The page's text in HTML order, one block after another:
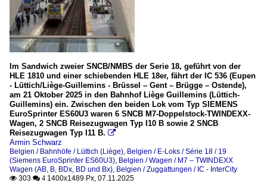
Im Sandwich zweier SNCB/NMBS der Serie 18, geführt von der
HLE 1810 und einer schiebenden HLE 18er, fährt der IC 536 (Eupen
- Lüttich/Liège-Guillemins - Brüssel – Gent – Brügge – Ostende),
am 21 Oktober 2025 in den Bahnhof Liège Guillemins (Lüttich-
Guillemins) ein. Zwischen den beiden Lok vom Typ SIEMENS
EuroSprinter ES60U3 waren 6 SNCB M7-Doppelstock-TWINDEXX-
Wagen, 2 SNCB Reisezugwagen Typ I10 B sowie 2 SNCB
Reisezugwagen Typ I11 B. 
Armin Schwarz
Belgien / Bahnhöfe / Lüttich (Liège), Belgien / E-Loks / Série 18 / 19
(Siemens EuroSprinter ES60U3), Belgien / Wagen / M7 – TWINDEXX
Wagen (AB, B, BDx, BD und Bx), Belgien / Zuggattungen / IC - InterCity
 303  4 1400x1489 Px, 07.11.2025